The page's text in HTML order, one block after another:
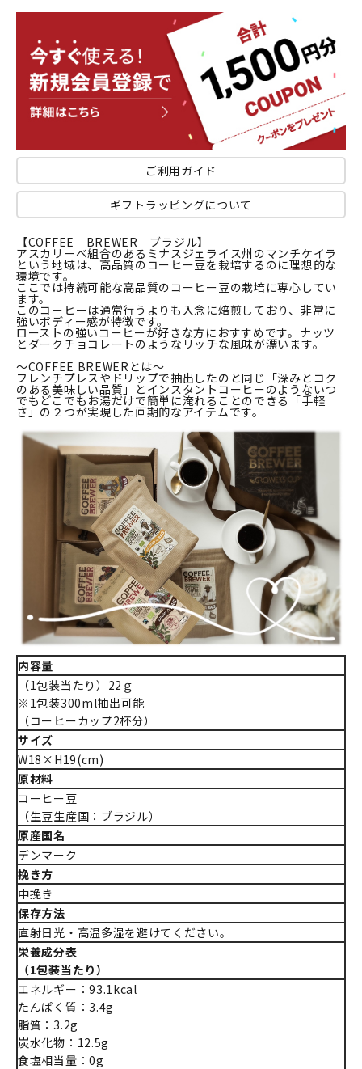
ご利用ガイド
ギフトラッピングについて
【COFFEE BREWER ブラジル】
アスカリーベ組合のあるミナスジェライス州のマンチケイラ
という地域は、高品質のコーヒー豆を栽培するのに理想的な
環境です。
ここでは持続可能な高品質のコーヒー豆の栽培に専心してい
ます。
このコーヒーは通常行うよりも入念に焙煎しており、非常に
強いボディー感が特徴です。
ローストの強いコーヒーが好きな方におすすめです。ナッツ
とダークチョコレートのようなリッチな風味が漂います。
～COFFEE BREWERとは～
フレンチプレスやドリップで抽出したのと同じ「深みとコク
のある美味しい品質」とインスタントコーヒーのようないつ
でもどこでもお湯だけで簡単に淹れることのできる「手軽
さ」の２つが実現した画期的なアイテムです。
内容量
（1包装当たり）22ｇ
※1包装300ml抽出可能
（コーヒーカップ2杯分）
サイズ
W18×H19(cm)
原材料
コーヒー豆
（生豆生産国：ブラジル）
原産国名
デンマーク
挽き方
中挽き
保存方法
直射日光・高温多湿を避けてください。
栄養成分表
（1包装当たり）
エネルギー：93.1kcal
たんぱく質：3.4g
脂質：3.2g
炭水化物：12.5g
食塩相当量：0g